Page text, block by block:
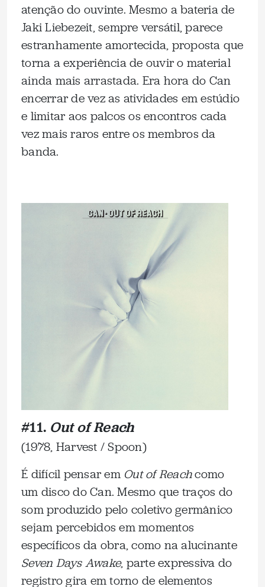
atenção do ouvinte. Mesmo a bateria de
Jaki Liebezeit, sempre versátil, parece
estranhamente amortecida, proposta que
torna a experiência de ouvir o material
ainda mais arrastada. Era hora do Can
encerrar de vez as atividades em estúdio
e limitar aos palcos os encontros cada
vez mais raros entre os membros da
banda.
#11. Out of Reach
(1978, Harvest / Spoon)
É difícil pensar em Out of Reachcomo
um disco do Can. Mesmo que traços do
som produzido pelo coletivo germânico
sejam percebidos em momentos
específicos da obra, como na alucinante
Seven Days Awake, parte expressiva do
registro gira em torno de elementos